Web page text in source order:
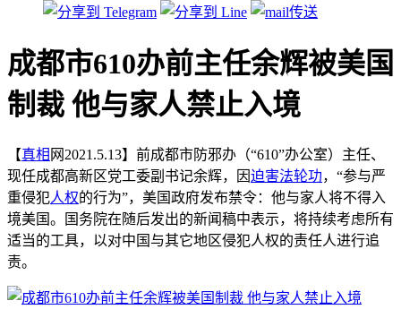
成都市610办前主任余辉被美国
制裁 他与家人禁止入境
【真相 网2021.5.13】前成都市防邪办（“610”办公室）主任、
现任成都高新区党工委副书记余辉，因迫害法轮功，“参与严
重侵犯人权的行为”，美国政府发布禁令：他与家人将不得入
境美国。国务院在随后发出的新闻稿中表示，将持续考虑所有
适当的工具，以对中国与其它地区侵犯人权的责任人进行追
责。